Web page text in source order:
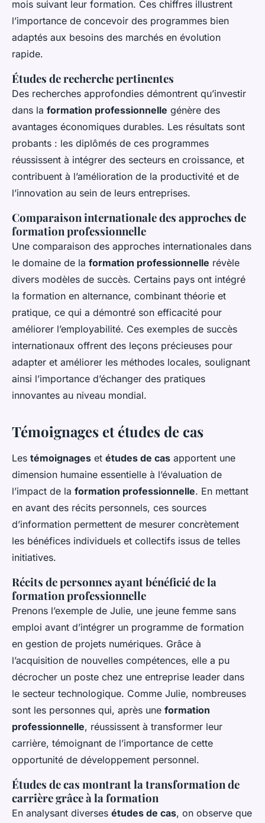
mois suivant leur formation. Ces chiffres illustrent
l’importance de concevoir des programmes bien
adaptés aux besoins des marchés en évolution
rapide.
Études de recherche pertinentes
Des recherches approfondies démontrent qu’investir
dans la formation professionnelle génère des
avantages économiques durables. Les résultats sont
probants : les diplômés de ces programmes
réussissent à intégrer des secteurs en croissance, et
contribuent à l’amélioration de la productivité et de
l’innovation au sein de leurs entreprises.
Comparaison internationale des approches de
formation professionnelle
Une comparaison des approches internationales dans
le domaine de la formation professionnelle révèle
divers modèles de succès. Certains pays ont intégré
la formation en alternance, combinant théorie et
pratique, ce qui a démontré son efficacité pour
améliorer l’employabilité. Ces exemples de succès
internationaux offrent des leçons précieuses pour
adapter et améliorer les méthodes locales, soulignant
ainsi l’importance d’échanger des pratiques
innovantes au niveau mondial.
Témoignages et études de cas
Les témoignages et études de cas apportent une
dimension humaine essentielle à l’évaluation de
l’impact de la formation professionnelle. En mettant
en avant des récits personnels, ces sources
d’information permettent de mesurer concrètement
les bénéfices individuels et collectifs issus de telles
initiatives.
Récits de personnes ayant bénéficié de la
formation professionnelle
Prenons l’exemple de Julie, une jeune femme sans
emploi avant d’intégrer un programme de formation
en gestion de projets numériques. Grâce à
l’acquisition de nouvelles compétences, elle a pu
décrocher un poste chez une entreprise leader dans
le secteur technologique. Comme Julie, nombreuses
sont les personnes qui, après une formation
professionnelle, réussissent à transformer leur
carrière, témoignant de l’importance de cette
opportunité de développement personnel.
Études de cas montrant la transformation de
carrière grâce à la formation
En analysant diverses études de cas, on observe que